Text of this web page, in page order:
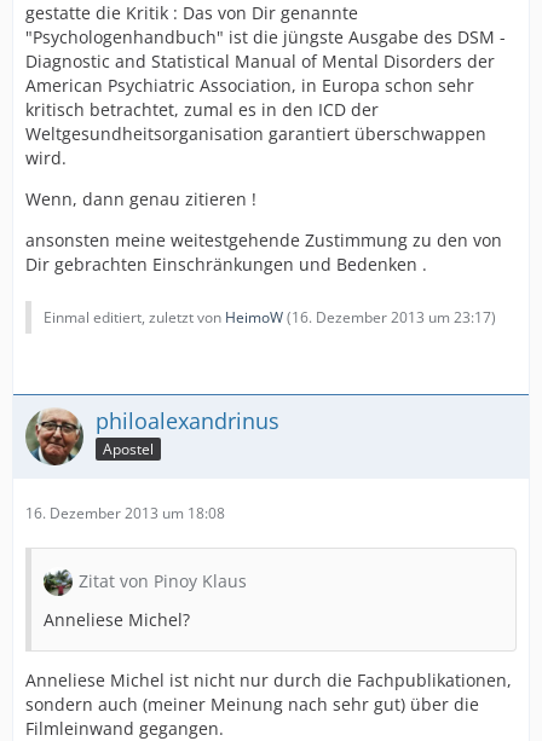
gestatte die Kritik : Das von Dir genannte
"Psychologenhandbuch" ist die jüngste Ausgabe des DSM -
Diagnostic and Statistical Manual of Mental Disorders der
American Psychiatric Association, in Europa schon sehr
kritisch betrachtet, zumal es in den ICD der
Weltgesundheitsorganisation garantiert überschwappen
wird.
Wenn, dann genau zitieren !
ansonsten meine weitestgehende Zustimmung zu den von
Dir gebrachten Einschränkungen und Bedenken .
Einmal editiert, zuletzt von HeimoW(16. Dezember 2013 um 23:17)
philoalexandrinus
Apostel
16. Dezember 2013 um 18:08
Zitat von Pinoy Klaus
Anneliese Michel?
Anneliese Michel ist nicht nur durch die Fachpublikationen,
sondern auch (meiner Meinung nach sehr gut) über die
Filmleinwand gegangen.